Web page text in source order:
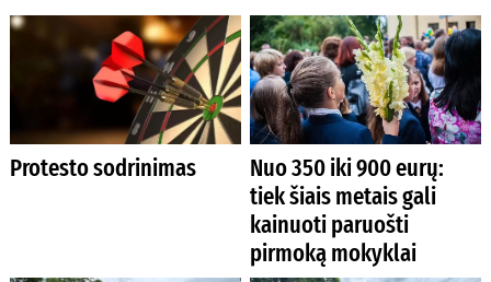
Protesto sodrinimas
Nuo 350 iki 900 eurų:
tiek šiais metais gali
kainuoti paruošti
pirmoką mokyklai